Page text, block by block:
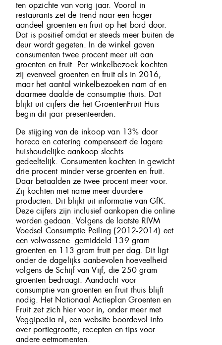
ten opzichte van vorig jaar. Vooral in
restaurants zet de trend naar een hoger
aandeel groenten en fruit op het bord door.
Dat is positief omdat er steeds meer buiten de
deur wordt gegeten. In de winkel gaven
consumenten twee procent meer uit aan
groenten en fruit. Per winkelbezoek kochten
zij evenveel groenten en fruit als in 2016,
maar het aantal winkelbezoeken nam af en
daarmee daalde de consumptie thuis. Dat
blijkt uit cijfers die het GroentenFruit Huis
begin dit jaar presenteerden.
De stijging van de inkoop van 13% door
horeca en catering compenseert de lagere
huishoudelijke aankoop slechts
gedeeltelijk. Consumenten kochten in gewicht
drie procent minder verse groenten en fruit.
Daar betaalden ze twee procent meer voor.
Zij kochten met name meer duurdere
producten. Dit blijkt uit informatie van GfK.
Deze cijfers zijn inclusief aankopen die online
worden gedaan. Volgens de laatste RIVM
Voedsel Consumptie Peiling (2012-2014) eet
een volwassene gemiddeld 139 gram
groenten en 113 gram fruit per dag. Dit ligt
onder de dagelijks aanbevolen hoeveelheid
volgens de Schijf van Vijf, die 250 gram
groenten bedraagt. Aandacht voor
consumptie van groenten en fruit thuis blijft
nodig. Het Nationaal Actieplan Groenten en
Fruit zet zich hier voor in, onder meer met
Veggipedia.nl , een website boordevol info
over portiegrootte, recepten en tips voor
andere eetmomenten.